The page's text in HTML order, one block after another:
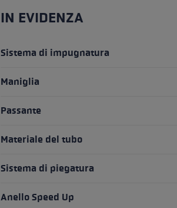
IN EVIDENZA
Sistema di impugnatura
Maniglia
Passante
Materiale del tubo
Sistema di piegatura
Anello Speed Up